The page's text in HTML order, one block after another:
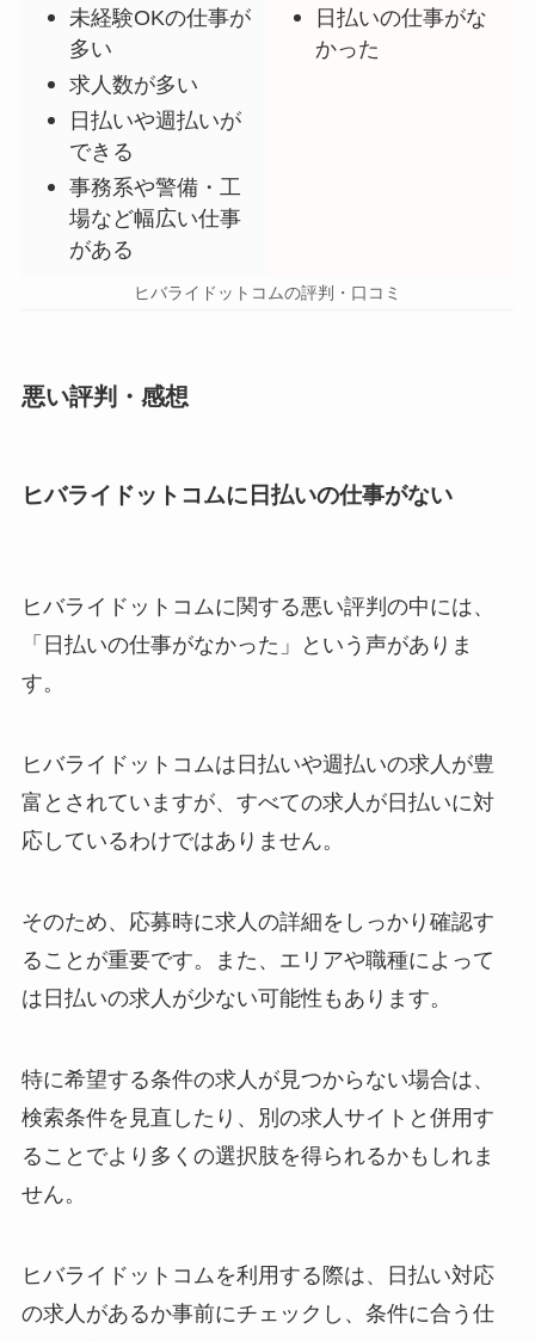
未経験OKの仕事が
多い
求人数が多い
日払いや週払いが
できる
事務系や警備・工
場など幅広い仕事
がある
日払いの仕事がな
かった
ヒバライドットコムの評判・口コミ
悪い評判・感想
ヒバライドットコムに日払いの仕事がない
ヒバライドットコムに関する悪い評判の中には、
「日払いの仕事がなかった」という声がありま
す。
ヒバライドットコムは日払いや週払いの求人が豊
富とされていますが、すべての求人が日払いに対
応しているわけではありません。
そのため、応募時に求人の詳細をしっかり確認す
ることが重要です。また、エリアや職種によって
は日払いの求人が少ない可能性もあります。
特に希望する条件の求人が見つからない場合は、
検索条件を見直したり、別の求人サイトと併用す
ることでより多くの選択肢を得られるかもしれま
せん。
ヒバライドットコムを利用する際は、日払い対応
の求人があるか事前にチェックし、条件に合う仕